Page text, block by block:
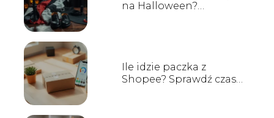
na Halloween?
Ile idzie paczka z
Shopee? Sprawdź czas